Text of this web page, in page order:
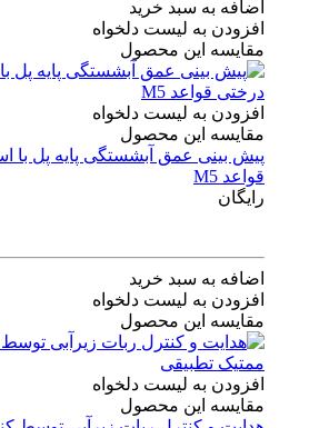
اضافه به سبد خرید
افزودن به لیست دلخواه
مقایسه این محصول
افزودن به لیست دلخواه
مقایسه این محصول
پیش بینی عمق آبشستگی پایه پل با
قواعد M5
رایگان
اضافه به سبد خرید
افزودن به لیست دلخواه
مقایسه این محصول
افزودن به لیست دلخواه
مقایسه این محصول